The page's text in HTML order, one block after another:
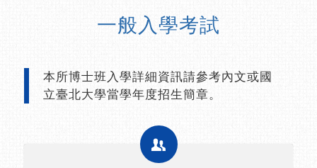
一般入學考試
本所博士班入學詳細資訊請參考內文或國
立臺北大學當學年度招生簡章。